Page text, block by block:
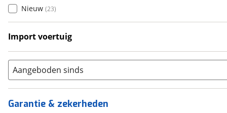
Nieuw (23)
Import voertuig
Aangeboden sinds
Garantie & zekerheden